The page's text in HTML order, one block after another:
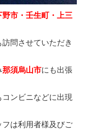
市・壬生町・上三
問させていただき
那須烏山市にも出張
ンビニなどに出現
は利用者様及びご